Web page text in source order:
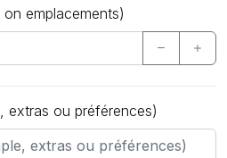
emplacements)
extras ou préférences)